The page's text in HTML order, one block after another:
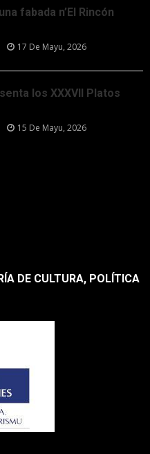
fabada n’El Rincón
17 De Mayu, 2026
los XXXVII Platos
15 De Mayu, 2026
DE CULTURA, POLÍTICA